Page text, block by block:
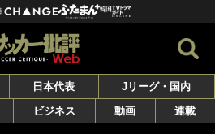
日本代表
Jリーグ・国内
ビジネス 動画 連載